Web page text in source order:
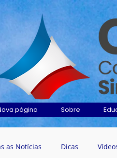
página Sobre
as Notícias Dicas